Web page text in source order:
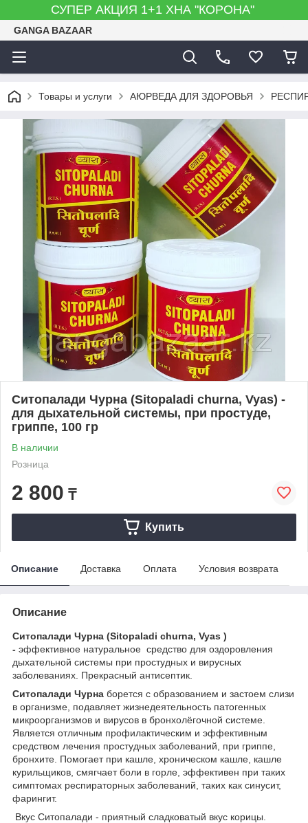
СУПЕР АКЦИЯ 1+1 ХНА "КОРОНА"
GANGA BAZAAR
Товары и услуги АЮРВЕДА ДЛЯ ЗДОРОВЬЯ
Ситопалади Чурна (Sitopaladi churna, Vyas) -
для дыхательной системы, при простуде,
гриппе, 100 гр
В наличии
Розница
2 800 ₸
Купить
Описание Доставка Оплата Условия возврата
Описание
Ситопалади Чурна (Sitopaladi churna, Vyas )
- эффективное натуральное средство для оздоровления
дыхательной системы при простудных и вирусных
заболеваниях. Прекрасный антисептик.
Ситопалади Чурна борется с образованием и застоем слизи
в организме, подавляет жизнедеятельность патогенных
микроорганизмов и вирусов в бронхолёгочной системе.
Является отличным профилактическим и эффективным
средством лечения простудных заболеваний, при гриппе,
бронхите. Помогает при кашле, хроническом кашле, кашле
курильщиков, смягчает боли в горле, эффективен при таких
симптомах респираторных заболеваний, таких как синусит,
фарингит.
Вкус Ситопалади - приятный сладковатый вкус корицы.